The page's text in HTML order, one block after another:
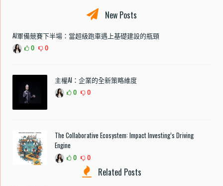
New Posts
AI軍備競賽下半場：當超級跑車遇上基礎建設的瓶頸
0 0
主權AI：企業的全新策略維度
0 0
The Collaborative Ecosystem: Impact Investing’s Driving
Engine
0 0
Related Posts